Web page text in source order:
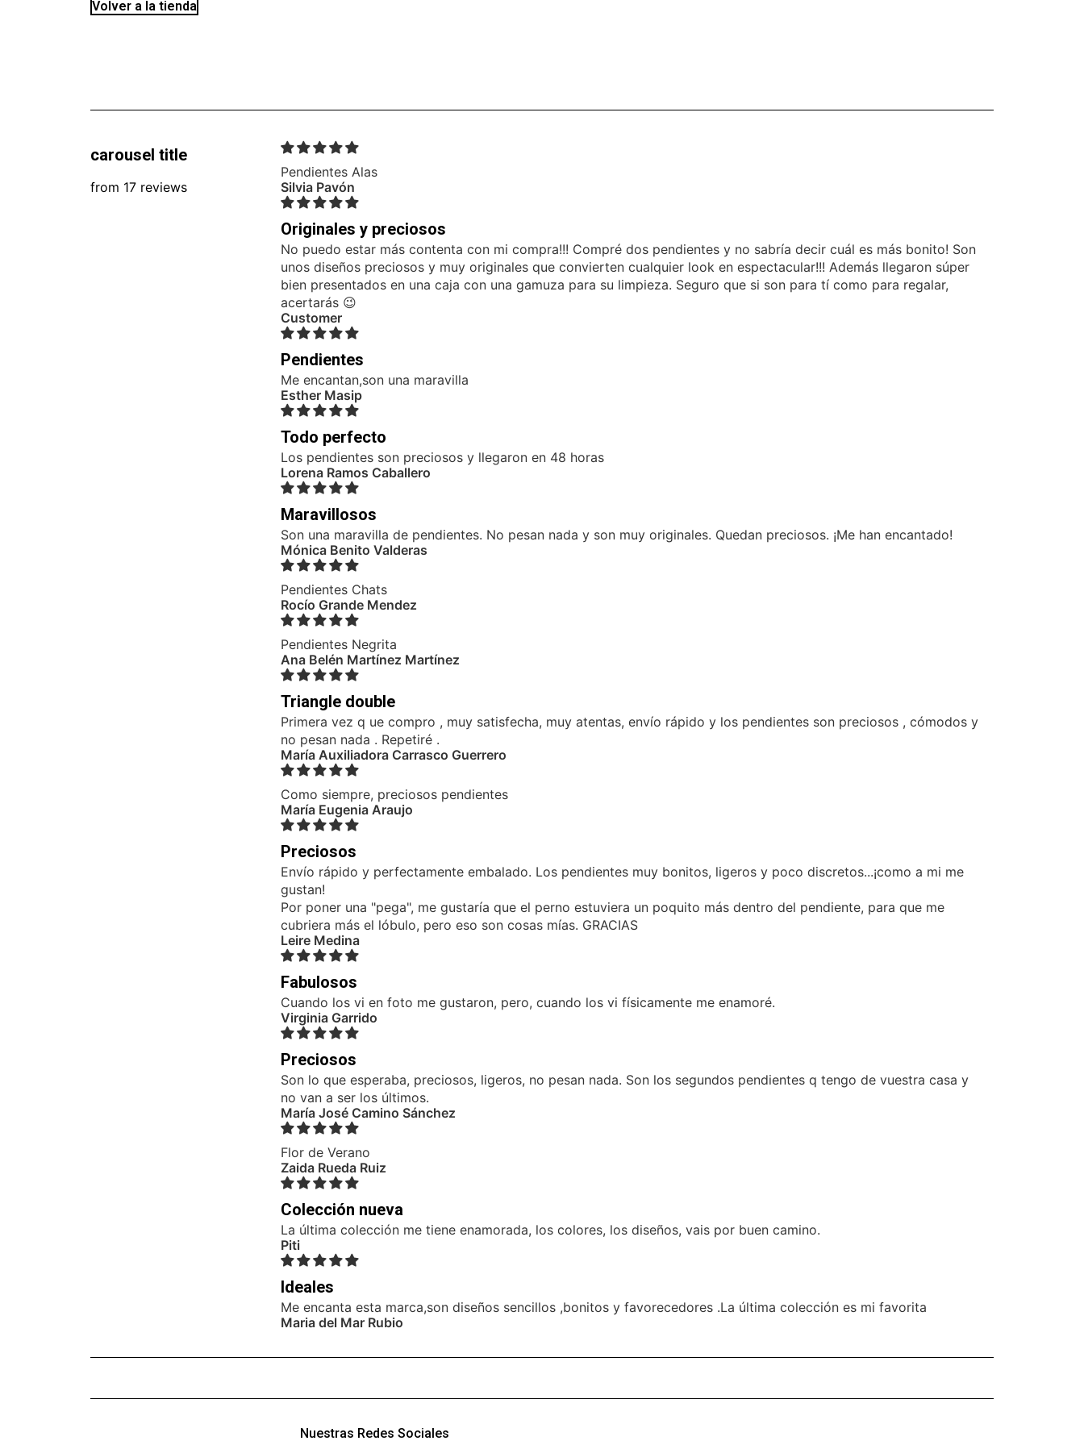
Volver a la tienda
carousel title
from 17 reviews
Pendientes Alas
Silvia Pavón
Originales y preciosos
No puedo estar más contenta con mi compra!!! Compré dos pendientes y no sabría decir cuál es más bonito! Son
unos diseños preciosos y muy originales que convierten cualquier look en espectacular!!! Además llegaron súper
bien presentados en una caja con una gamuza para su limpieza. Seguro que si son para tí como para regalar,
acertarás 😉
Customer
Pendientes
Me encantan,son una maravilla
Esther Masip
Todo perfecto
Los pendientes son preciosos y llegaron en 48 horas
Lorena Ramos Caballero
Maravillosos
Son una maravilla de pendientes. No pesan nada y son muy originales. Quedan preciosos. ¡Me han encantado!
Mónica Benito Valderas
Pendientes Chats
Rocío Grande Mendez
Pendientes Negrita
Ana Belén Martínez Martínez
Triangle double
Primera vez q ue compro , muy satisfecha, muy atentas, envío rápido y los pendientes son preciosos , cómodos y
no pesan nada . Repetiré .
María Auxiliadora Carrasco Guerrero
Como siempre, preciosos pendientes
María Eugenia Araujo
Preciosos
Envío rápido y perfectamente embalado. Los pendientes muy bonitos, ligeros y poco discretos...¡como a mi me
gustan!
Por poner una "pega", me gustaría que el perno estuviera un poquito más dentro del pendiente, para que me
cubriera más el lóbulo, pero eso son cosas mías. GRACIAS
Leire Medina
Fabulosos
Cuando los vi en foto me gustaron, pero, cuando los vi físicamente me enamoré.
Virginia Garrido
Preciosos
Son lo que esperaba, preciosos, ligeros, no pesan nada. Son los segundos pendientes q tengo de vuestra casa y
no van a ser los últimos.
María José Camino Sánchez
Flor de Verano
Zaida Rueda Ruiz
Colección nueva
La última colección me tiene enamorada, los colores, los diseños, vais por buen camino.
Piti
Ideales
Me encanta esta marca,son diseños sencillos ,bonitos y favorecedores .La última colección es mi favorita
Maria del Mar Rubio
Nuestras Redes Sociales